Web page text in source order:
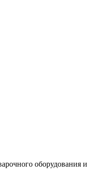
оборудования и